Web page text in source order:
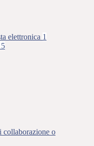
elettronica 1
o